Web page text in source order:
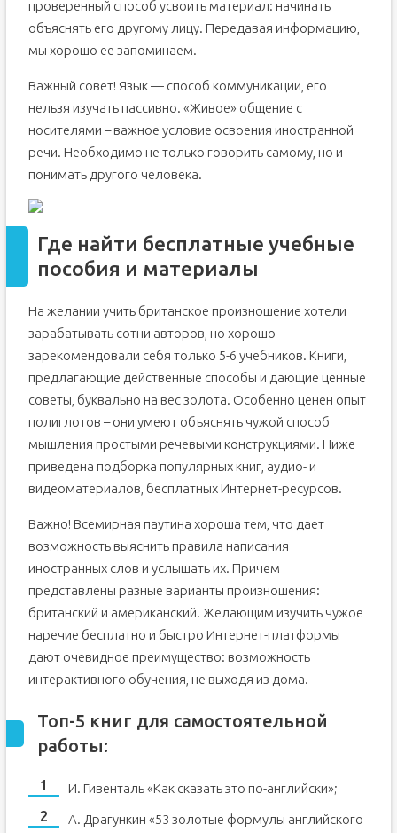
проверенный способ усвоить материал: начинать
объяснять его другому лицу. Передавая информацию,
мы хорошо ее запоминаем.
Важный совет! Язык — способ коммуникации, его
нельзя изучать пассивно. «Живое» общение с
носителями – важное условие освоения иностранной
речи. Необходимо не только говорить самому, но и
понимать другого человека.
Где найти бесплатные учебные
пособия и материалы
На желании учить британское произношение хотели
зарабатывать сотни авторов, но хорошо
зарекомендовали себя только 5-6 учебников. Книги,
предлагающие действенные способы и дающие ценные
советы, буквально на вес золота. Особенно ценен опыт
полиглотов – они умеют объяснять чужой способ
мышления простыми речевыми конструкциями. Ниже
приведена подборка популярных книг, аудио- и
видеоматериалов, бесплатных Интернет-ресурсов.
Важно! Всемирная паутина хороша тем, что дает
возможность выяснить правила написания
иностранных слов и услышать их. Причем
представлены разные варианты произношения:
британский и американский. Желающим изучить чужое
наречие бесплатно и быстро Интернет-платформы
дают очевидное преимущество: возможность
интерактивного обучения, не выходя из дома.
Топ-5 книг для самостоятельной
работы:
И. Гивенталь «Как сказать это по-английски»;
А. Драгункин «53 золотые формулы английского